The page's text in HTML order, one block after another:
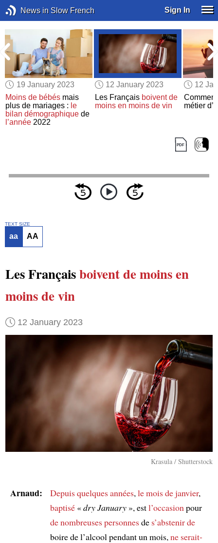
News in Slow French Sign In
19 January 2023
Moins de bébés mais
plus de mariages : le
bilan démographique de
l’année 2022
12 January 2023
Les Français boivent de
moins en moins de vin
12
métier
TEXT SIZE
aa AA
Les Françaisboiventde moins en
moins de vin
12 January 2023
Krasula / Shutterstock
Arnaud: Depuis quelques années, le mois de janvier,
baptisé«dry January», estl’occasion pour
de nombreuses personnesde s’abstenir de
boire de l’alcool pendant un mois, ne serait-